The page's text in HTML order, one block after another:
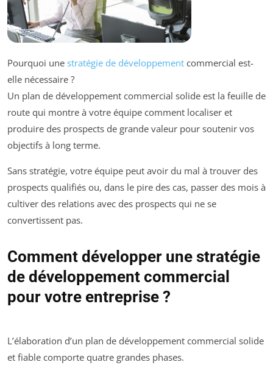
Pourquoi une stratégie de développement commercial est-
elle nécessaire ?
Un plan de développement commercial solide est la feuille de
route qui montre à votre équipe comment localiser et
produire des prospects de grande valeur pour soutenir vos
objectifs à long terme.
Sans stratégie, votre équipe peut avoir du mal à trouver des
prospects qualifiés ou, dans le pire des cas, passer des mois à
cultiver des relations avec des prospects qui ne se
convertissent pas.
Comment développer une stratégie
de développement commercial
pour votre entreprise ?
L’élaboration d’un plan de développement commercial solide
et fiable comporte quatre grandes phases.